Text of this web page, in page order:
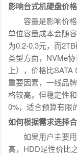
影响台式机硬盘价
容量是影响价
单位容量成本会随
为0.2-0.3元，而
类型方面，NVMe
上），价格比
重要因素，一线品
格较高，但稳定性
0%，适合预算有限
如何根据需求选择
如果用户主要
高，HDD是性价比